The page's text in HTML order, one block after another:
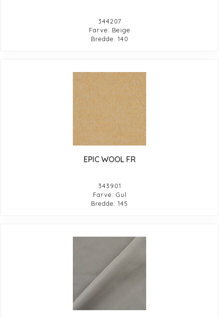
344207
Farve: Beige
Bredde: 140
EPIC WOOL FR
343901
Farve: Gul
Bredde: 145